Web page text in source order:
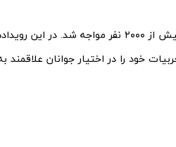
گفتنی‌است سلسله‌رویدادهای هفت شهر در سال ۹۸ با استقبال بیش از ۲۰۰۰ نفر مواجه شد. در این
فعالین اکوسیستم استارتاپی ایران در ۷ شهر تجربیات خود را در اختیار جوانان علاقمند